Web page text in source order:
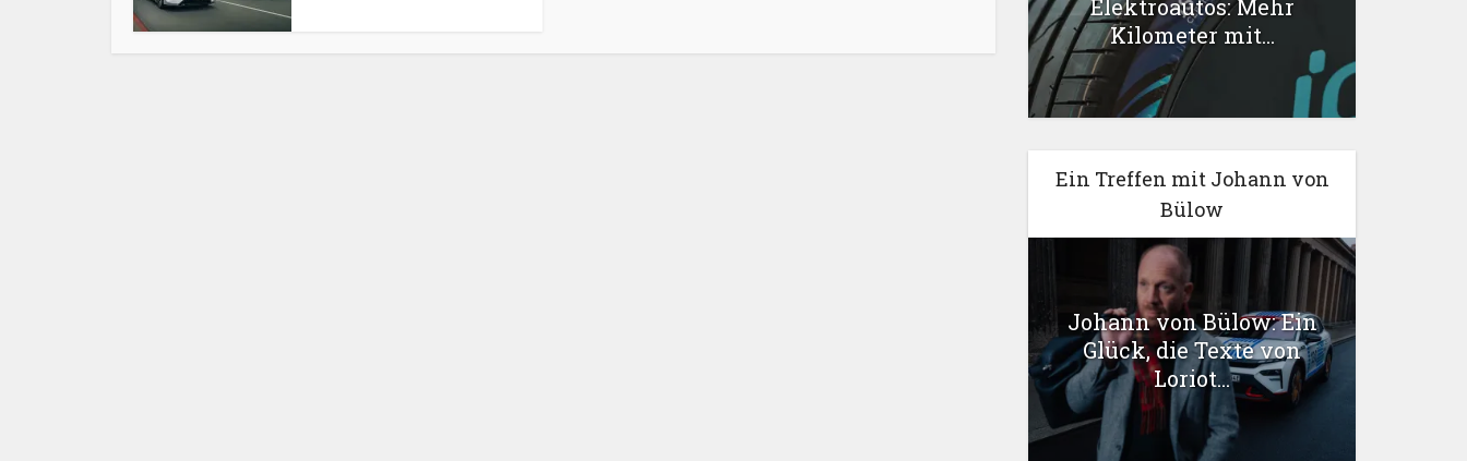
Elektroautos: Mehr
Kilometer mit...
Ein Treffen mit Johann von
Bülow
Johann von Bülow: Ein
Glück, die Texte von
Loriot...